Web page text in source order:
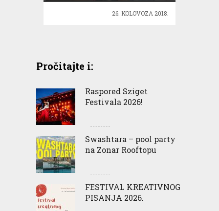
26. KOLOVOZA 2018.
Pročitajte i:
Raspored Sziget
Festivala 2026!
Swashtara – pool party
na Zonar Rooftopu
FESTIVAL KREATIVNOG
PISANJA 2026.